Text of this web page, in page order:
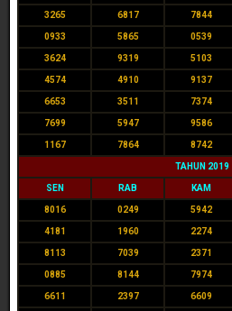
3265 6817 7844
0933 5865 0539
3624 9319 5103
4574 4910 9137
6653 3511 7374
7699 5947 9586
1167 7864 8742
TAHUN 2019
SEN RAB KAM
8016 0249 5942
4181 1960 2274
8113 7039 2371
0885 8144 7974
6611 2397 6609